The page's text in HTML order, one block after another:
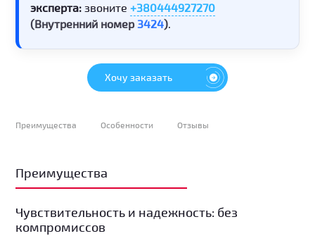
эксперта: звоните+380444927270
(Внутренний номер 3424).
Хочу заказать
Преимущества Особенности Отзывы
Преимущества
Чувствительность и надежность: без
компромиссов